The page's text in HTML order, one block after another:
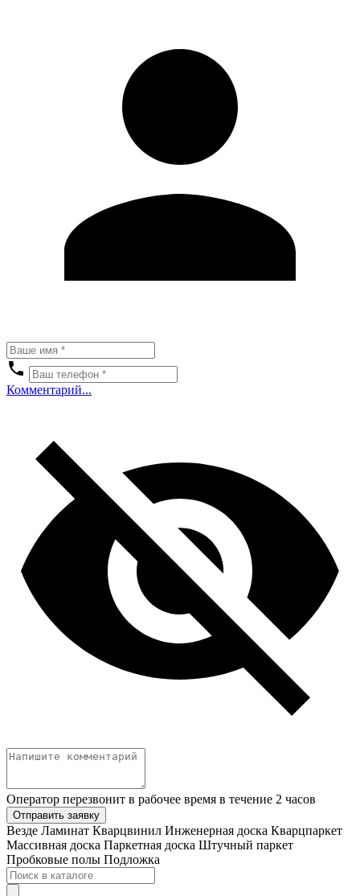
Комментарий...
Оператор перезвонит в рабочее время в течение 2 часов
Отправить заявку
Везде Ламинат Кварцвинил Инженерная доска Кварцпаркет
Массивная доска Паркетная доска Штучный паркет
Пробковые полы Подложка